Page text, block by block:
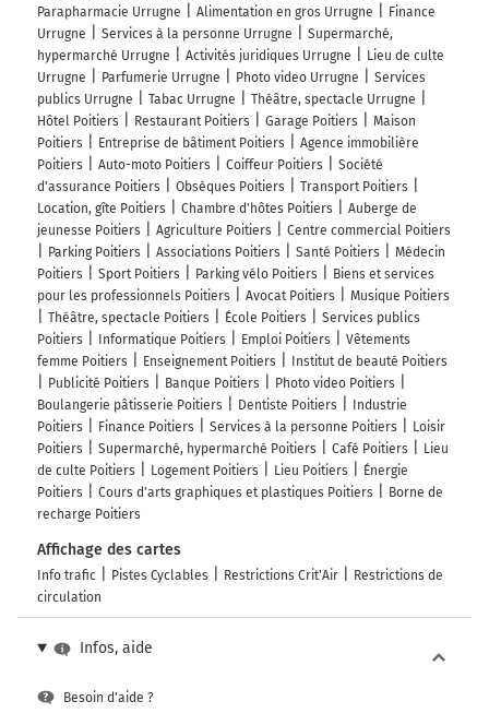
Parapharmacie Urrugne
Alimentation en gros Urrugne
Finance
Urrugne
Services à la personne Urrugne
Supermarché,
hypermarché Urrugne
Activités juridiques Urrugne
Lieu de culte
Urrugne
Parfumerie Urrugne Photo video Urrugne
Services
publics Urrugne
Tabac Urrugne
Théâtre, spectacle Urrugne
Hôtel Poitiers
Restaurant Poitiers Garage Poitiers
Maison
Poitiers
Entreprise de bâtiment Poitiers
Agence immobilière
Poitiers
Auto-moto Poitiers Coiffeur Poitiers
Société
d'assurance Poitiers
Obsèques Poitiers
Transport Poitiers
Location, gîte Poitiers
Chambre d'hôtes Poitiers
Auberge de
jeunesse Poitiers
Agriculture Poitiers
Centre commercial Poitiers
Parking Poitiers
Associations Poitiers Santé Poitiers
Médecin
Poitiers
Sport Poitiers Parking vélo Poitiers
Biens et services
pour les professionnels Poitiers
Avocat Poitiers
Musique Poitiers
Théâtre, spectacle Poitiers
École Poitiers
Services publics
Poitiers
Informatique Poitiers Emploi Poitiers
Vêtements
femme Poitiers
Enseignement Poitiers
Institut de beauté Poitiers
Publicité Poitiers
Banque Poitiers
Photo video Poitiers
Boulangerie pâtisserie Poitiers
Dentiste Poitiers
Industrie
Poitiers
Finance Poitiers Services à la personne Poitiers
Loisir
Poitiers
Supermarché, hypermarché Poitiers Café Poitiers
Lieu
de culte Poitiers
Logement Poitiers Lieu Poitiers
Énergie
Poitiers
Cours d'arts graphiques et plastiques Poitiers
Borne de
recharge Poitiers
Affichage des cartes
Info trafic Pistes Cyclables Restrictions Crit'Air
Restrictions de
circulation
Infos, aide
Besoin d'aide ?